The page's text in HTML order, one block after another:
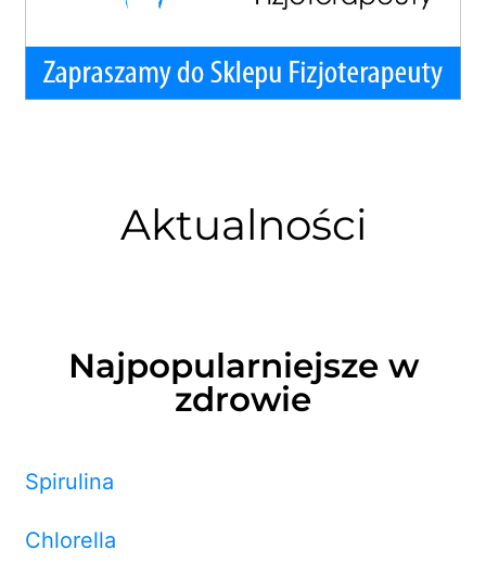
Aktualności
Najpopularniejsze w
zdrowie
Spirulina
Chlorella